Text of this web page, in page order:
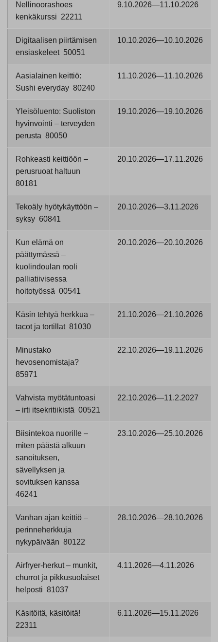
Nellinoorashoes
kenkäkurssi 22211
9.10.2026—11.10.2026
Digitaalisen piirtämisen
ensiaskeleet 50051
10.10.2026—10.10.2026
Aasialainen keittiö:
Sushi everyday 80240
11.10.2026—11.10.2026
Yleisöluento: Suoliston
hyvinvointi – terveyden
perusta 80050
19.10.2026—19.10.2026
Rohkeasti keittiöön –
perusruoat haltuun
80181
20.10.2026—17.11.2026
Tekoäly hyötykäyttöön –
syksy 60841
20.10.2026—3.11.2026
Kun elämä on
päättymässä –
kuolindoulan rooli
palliatiivisessa
hoitotyössä 00541
20.10.2026—20.10.2026
Käsin tehtyä herkkua –
tacot ja tortillat 81030
21.10.2026—21.10.2026
Minustako
hevosenomistaja?
85971
22.10.2026—19.11.2026
Vahvista myötätuntoasi
– irti itsekritiikistä 00521
22.10.2026—11.2.2027
Biisintekoa nuorille –
miten päästä alkuun
sanoituksen,
sävellyksen ja
sovituksen kanssa
46241
23.10.2026—25.10.2026
Vanhan ajan keittiö –
perinneherkkuja
nykypäivään 80122
28.10.2026—28.10.2026
Airfryer-herkut – munkit,
churrot ja pikkusuolaiset
helposti 81037
4.11.2026—4.11.2026
Käsitöitä, käsitöitä!
22311
6.11.2026—15.11.2026